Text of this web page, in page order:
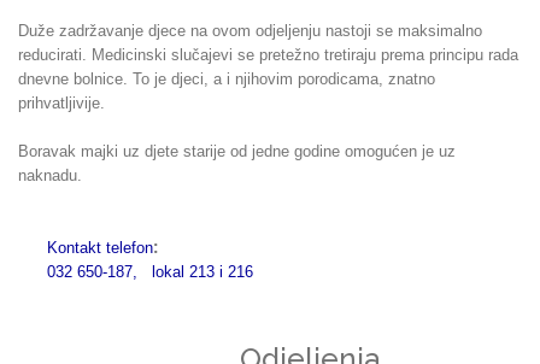
Duže zadržavanje djece na ovom odjeljenju nastoji se maksimalno
reducirati. Medicinski slučajevi se pretežno tretiraju prema principu rada
dnevne bolnice. To je djeci, a i njihovim porodicama, znatno
prihvatljivije.
Boravak majki uz djete starije od jedne godine omogućen je uz
naknadu.
Kontakt telefon:
032 650-187, lokal 213 i 216